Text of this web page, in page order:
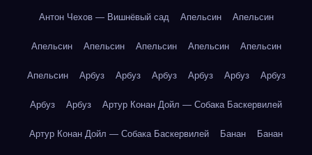
Антон Чехов — Вишнёвый сад Апельсин Апельсин
Апельсин Апельсин Апельсин Апельсин Апельсин
Апельсин Арбуз Арбуз Арбуз Арбуз Арбуз Арбуз
Арбуз Арбуз Артур Конан Дойл — Собака Баскервилей
Артур Конан Дойл — Собака Баскервилей Банан Банан